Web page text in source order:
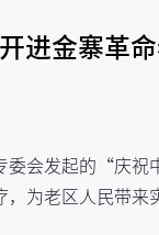
进金寨革
会发起的“庆祝
为老区人民带来